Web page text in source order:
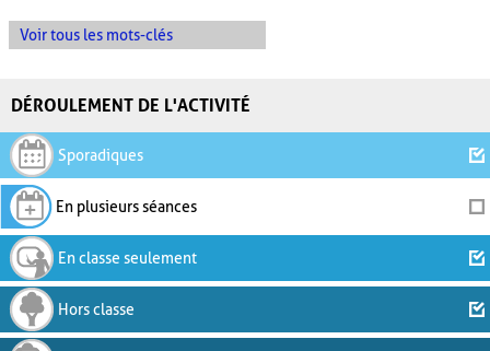
Voir tous les mots-clés
DÉROULEMENT DE L'ACTIVITÉ
Sporadiques
En plusieurs séances
En classe seulement
Hors classe